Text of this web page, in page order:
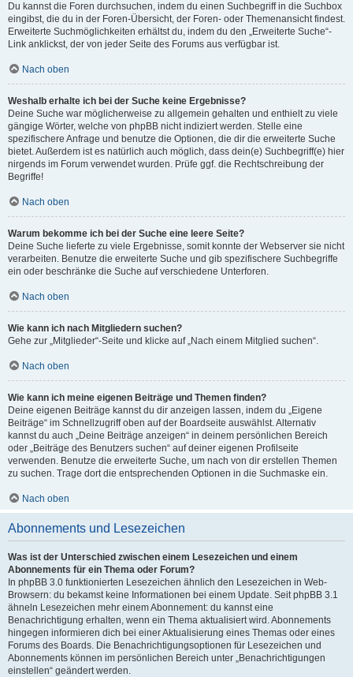
Du kannst die Foren durchsuchen, indem du einen Suchbegriff in die Suchbox
eingibst, die du in der Foren-Übersicht, der Foren- oder Themenansicht findest.
Erweiterte Suchmöglichkeiten erhältst du, indem du den „Erweiterte Suche“-
Link anklickst, der von jeder Seite des Forums aus verfügbar ist.
Nach oben
Weshalb erhalte ich bei der Suche keine Ergebnisse?
Deine Suche war möglicherweise zu allgemein gehalten und enthielt zu viele
gängige Wörter, welche von phpBB nicht indiziert werden. Stelle eine
spezifischere Anfrage und benutze die Optionen, die dir die erweiterte Suche
bietet. Außerdem ist es natürlich auch möglich, dass dein(e) Suchbegriff(e) hier
nirgends im Forum verwendet wurden. Prüfe ggf. die Rechtschreibung der
Begriffe!
Nach oben
Warum bekomme ich bei der Suche eine leere Seite?
Deine Suche lieferte zu viele Ergebnisse, somit konnte der Webserver sie nicht
verarbeiten. Benutze die erweiterte Suche und gib spezifischere Suchbegriffe
ein oder beschränke die Suche auf verschiedene Unterforen.
Nach oben
Wie kann ich nach Mitgliedern suchen?
Gehe zur „Mitglieder“-Seite und klicke auf „Nach einem Mitglied suchen“.
Nach oben
Wie kann ich meine eigenen Beiträge und Themen finden?
Deine eigenen Beiträge kannst du dir anzeigen lassen, indem du „Eigene
Beiträge“ im Schnellzugriff oben auf der Boardseite auswählst. Alternativ
kannst du auch „Deine Beiträge anzeigen“ in deinem persönlichen Bereich
oder „Beiträge des Benutzers suchen“ auf deiner eigenen Profilseite
verwenden. Benutze die erweiterte Suche, um nach von dir erstellen Themen
zu suchen. Trage dort die entsprechenden Optionen in die Suchmaske ein.
Nach oben
Abonnements und Lesezeichen
Was ist der Unterschied zwischen einem Lesezeichen und einem
Abonnements für ein Thema oder Forum?
In phpBB 3.0 funktionierten Lesezeichen ähnlich den Lesezeichen in Web-
Browsern: du bekamst keine Informationen bei einem Update. Seit phpBB 3.1
ähneln Lesezeichen mehr einem Abonnement: du kannst eine
Benachrichtigung erhalten, wenn ein Thema aktualisiert wird. Abonnements
hingegen informieren dich bei einer Aktualisierung eines Themas oder eines
Forums des Boards. Die Benachrichtigungsoptionen für Lesezeichen und
Abonnements können im persönlichen Bereich unter „Benachrichtigungen
einstellen“ geändert werden.